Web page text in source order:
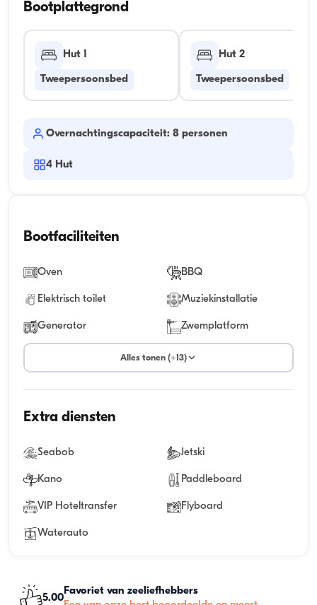
Bootplattegrond
Hut 1
Tweepersoonsbed
Hut 2
Tweepersoonsbed
Overnachtingscapaciteit: 8 personen
4 Hut
Bootfaciliteiten
Oven BBQ
Elektrisch toilet Muziekinstallatie
Generator Zwemplatform
Alles tonen (+13)
Extra diensten
Seabob Jetski
Kano Paddleboard
VIP Hoteltransfer Flyboard
Waterauto
5.00
Favoriet van zeeliefhebbers